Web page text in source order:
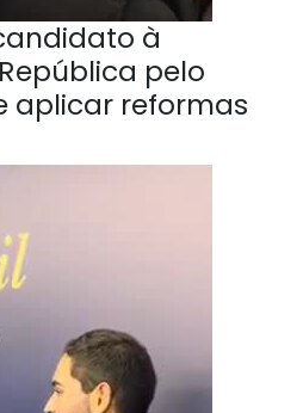
à
pelo
aplicar reformas